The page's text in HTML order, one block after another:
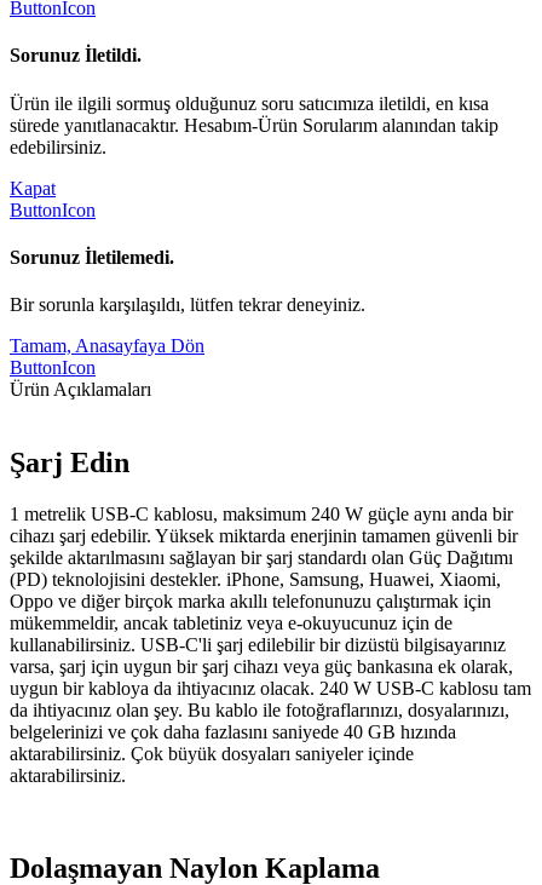
ButtonIcon
Sorunuz İletildi.
Ürün ile ilgili sormuş olduğunuz soru satıcımıza iletildi, en kısa
sürede yanıtlanacaktır. Hesabım-Ürün Sorularım alanından takip
edebilirsiniz.
Kapat
ButtonIcon
Sorunuz İletilemedi.
Bir sorunla karşılaşıldı, lütfen tekrar deneyiniz.
Tamam, Anasayfaya Dön
ButtonIcon
Ürün Açıklamaları
Şarj Edin
1 metrelik USB-C kablosu, maksimum 240 W güçle aynı anda bir
cihazı şarj edebilir. Yüksek miktarda enerjinin tamamen güvenli bir
şekilde aktarılmasını sağlayan bir şarj standardı olan Güç Dağıtımı
(PD) teknolojisini destekler. iPhone, Samsung, Huawei, Xiaomi,
Oppo ve diğer birçok marka akıllı telefonunuzu çalıştırmak için
mükemmeldir, ancak tabletiniz veya e-okuyucunuz için de
kullanabilirsiniz. USB-C'li şarj edilebilir bir dizüstü bilgisayarınız
varsa, şarj için uygun bir şarj cihazı veya güç bankasına ek olarak,
uygun bir kabloya da ihtiyacınız olacak. 240 W USB-C kablosu tam
da ihtiyacınız olan şey. Bu kablo ile fotoğraflarınızı, dosyalarınızı,
belgelerinizi ve çok daha fazlasını saniyede 40 GB hızında
aktarabilirsiniz. Çok büyük dosyaları saniyeler içinde
aktarabilirsiniz.
Dolaşmayan Naylon Kaplama